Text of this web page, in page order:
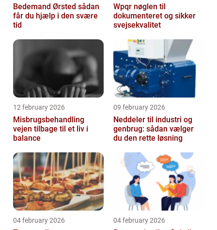
Bedemand Ørsted sådan
får du hjælp i den svære
tid
Wpqr nøglen til
dokumenteret og sikker
svejsekvalitet
12 february 2026
Misbrugsbehandling
vejen tilbage til et liv i
balance
09 february 2026
Neddeler til industri og
genbrug: sådan vælger
du den rette løsning
04 february 2026 04 february 2026